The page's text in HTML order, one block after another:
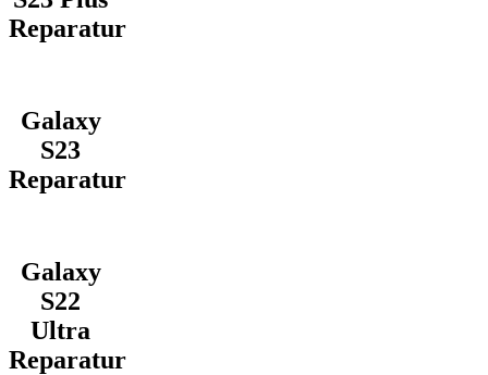
Reparatur
Galaxy
S23
Reparatur
Galaxy
S22
Ultra
Reparatur